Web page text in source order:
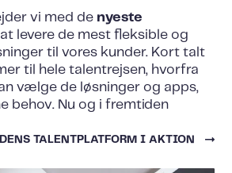
vi med de nyeste
levere de mest fleksible og
til vores kunder. Kort talt
til hele talentrejsen, hvorfra
vælge de løsninger og apps,
behov. Nu og i fremtiden
TALENTPLATFORM I AKTION